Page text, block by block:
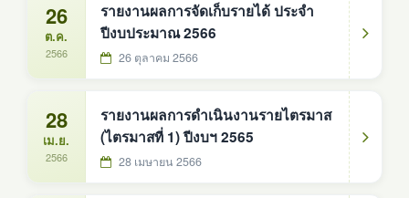
26
ต.ค.
2566
รายงานผลการจัดเก็บรายได้ ประจำ
ปีงบประมาณ 2566
26 ตุลาคม 2566
28
เม.ย.
2566
รายงานผลการดำเนินงานรายไตรมาส
(ไตรมาสที่ 1) ปีงบฯ 2565
28 เมษายน 2566